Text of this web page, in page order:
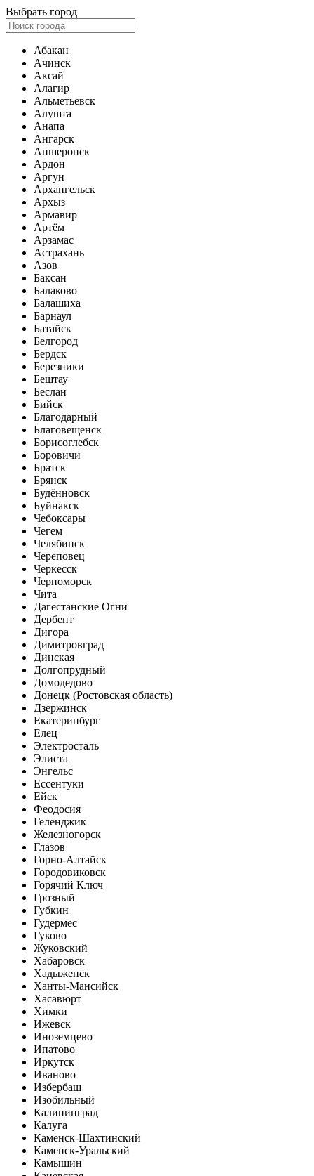
Выбрать город
Абакан
Ачинск
Аксай
Алагир
Альметьевск
Алушта
Анапа
Ангарск
Апшеронск
Ардон
Аргун
Архангельск
Архыз
Армавир
Артём
Арзамас
Астрахань
Азов
Баксан
Балаково
Балашиха
Барнаул
Батайск
Белгород
Бердск
Березники
Бештау
Беслан
Бийск
Благодарный
Благовещенск
Борисоглебск
Боровичи
Братск
Брянск
Будённовск
Буйнакск
Чебоксары
Чегем
Челябинск
Череповец
Черкесск
Черноморск
Чита
Дагестанские Огни
Дербент
Дигора
Димитровград
Динская
Долгопрудный
Домодедово
Донецк (Ростовская область)
Дзержинск
Екатеринбург
Елец
Электросталь
Элиста
Энгельс
Ессентуки
Ейск
Феодосия
Геленджик
Железногорск
Глазов
Горно-Алтайск
Городовиковск
Горячий Ключ
Грозный
Губкин
Гудермес
Гуково
Жуковский
Хабаровск
Хадыженск
Ханты-Мансийск
Хасавюрт
Химки
Ижевск
Иноземцево
Ипатово
Иркутск
Иваново
Избербаш
Изобильный
Калининград
Калуга
Каменск-Шахтинский
Каменск-Уральский
Камышин